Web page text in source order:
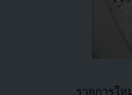
รายการใ